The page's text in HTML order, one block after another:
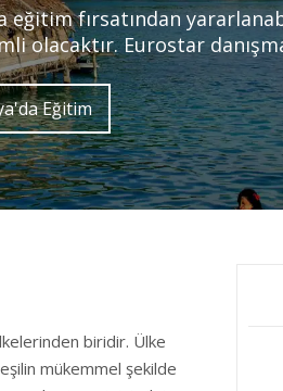
fırsatından
olacaktır. Eurostar
Eğitim
biridir. Ülke
mükemmel şekilde